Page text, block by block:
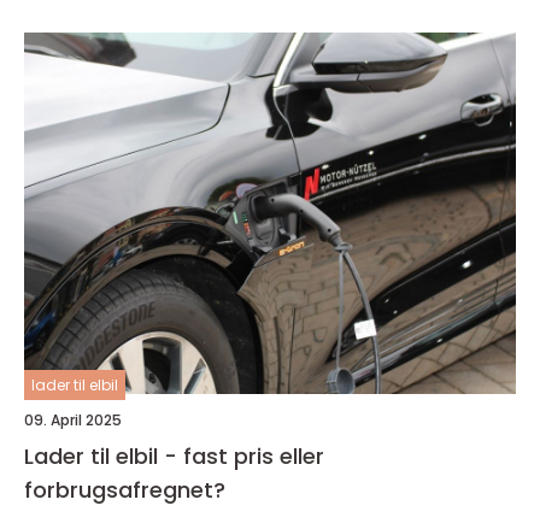
lader til elbil
09. April 2025
Lader til elbil - fast pris eller
forbrugsafregnet?